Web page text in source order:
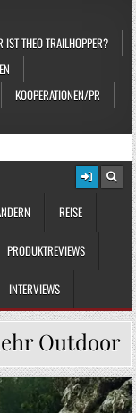
IST THEO TRAILHOPPER?
KOOPERATIONEN/PR
REISE
PRODUKTREVIEWS
INTERVIEWS
Outdoor